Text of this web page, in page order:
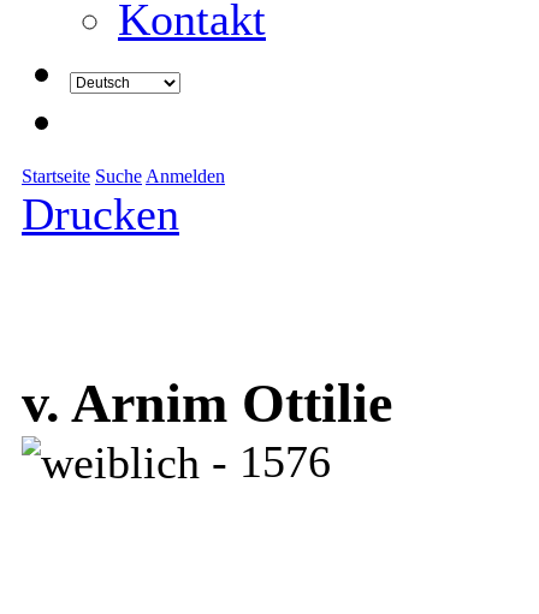
Kontakt
Startseite Suche Anmelden
Drucken
v. Arnim Ottilie
- 1576